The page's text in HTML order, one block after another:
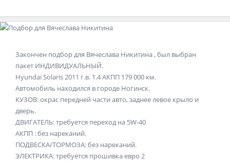
Закончен подбор для Вячеслава Никитина, был выбран
пакет ИНДИВИДУАЛЬНЫЙ.
Hyundai Solaris 2011 г.в. 1.4 АКПП 179 000 км.
Автомобиль находился в городе Ногинск.
КУЗОВ: окрас передней части авто, заднее левое крыло и
дверь.
ДВИГАТЕЛЬ: требуется переход на 5W-40
АКПП : без нареканий.
ПОДВЕСКА/ТОРМОЗА: без нареканий.
ЭЛЕКТРИКА: требуется прошивка евро 2